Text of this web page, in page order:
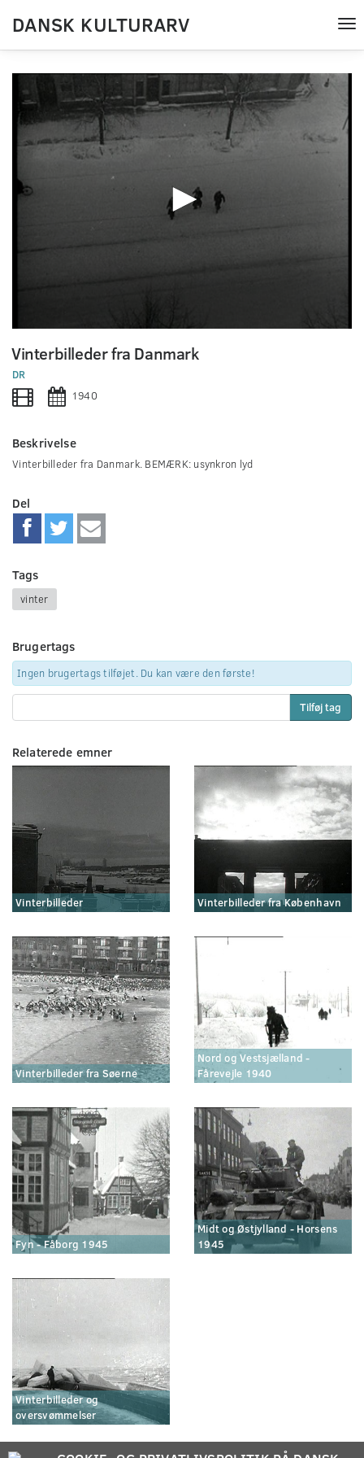
DANSK KULTURARV
seconds
of
0
seconds
Vinterbilleder fra Danmark
DR
1940
Beskrivelse
Vinterbilleder fra Danmark. BEMÆRK: usynkron lyd
Del
Tags
vinter
Brugertags
Ingen brugertags tilføjet. Du kan være den første!
Tilføj tag
Relaterede emner
Vinterbilleder Vinterbilleder fra København
Vinterbilleder fra Søerne
Nord og Vestsjælland -
Fårevejle 1940
Fyn - Fåborg 1945
Midt og Østjylland - Horsens
1945
Vinterbilleder og
oversvømmelser